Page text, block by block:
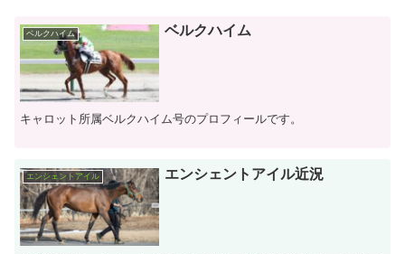
ベルクハイム ベルクハイム
キャロット所属ベルクハイム号のプロフィールです。
エンシェントアイル エンシェントアイル近況